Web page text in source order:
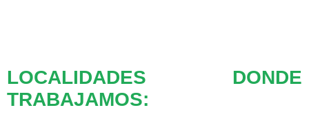
LOCALIDADES DONDE
TRABAJAMOS: